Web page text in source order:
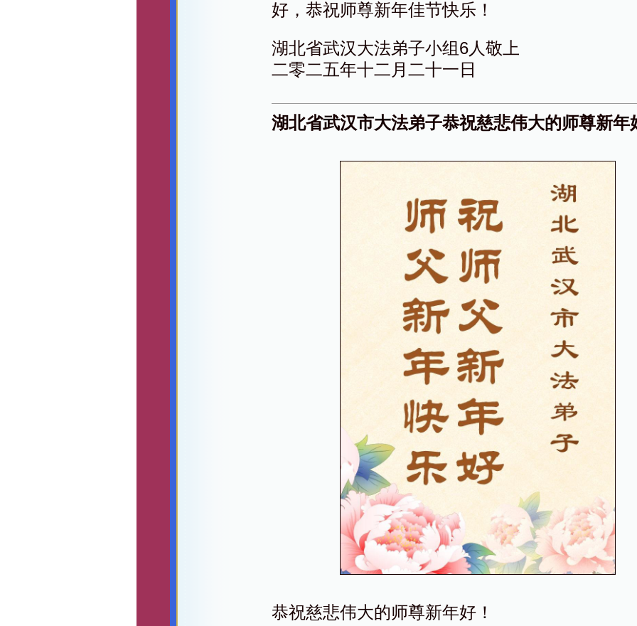
好，恭祝师尊新年佳节快乐！
湖北省武汉大法弟子小组6人敬上
二零二五年十二月二十一日
湖北省武汉市大法弟子恭祝慈悲伟大的师尊新年
恭祝慈悲伟大的师尊新年好！